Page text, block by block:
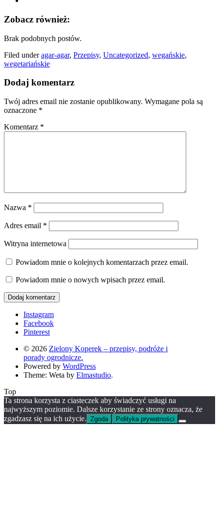
Zobacz również:
Brak podobnych postów.
Filed underagar-agar, Przepisy, Uncategorized, wegańskie,
wegetariańskie
Dodaj komentarz
Twój adres email nie zostanie opublikowany. Wymagane pola są
oznaczone *
Komentarz *
Nazwa *
Adres email *
Witryna internetowa
Powiadom mnie o kolejnych komentarzach przez email.
Powiadom mnie o nowych wpisach przez email.
Instagram
Facebook
Pinterest
© 2026 Zielony Koperek – przepisy, podróże i
porady ogrodnicze.
Powered by WordPress
Theme: Weta by Elmastudio.
Top
Ta strona korzysta z ciasteczek aby świadczyć usługi na
najwyższym poziomie. Dalsze korzystanie ze strony oznacza, że
zgadzasz się na ich użycie. Zgoda Polityka prywatności